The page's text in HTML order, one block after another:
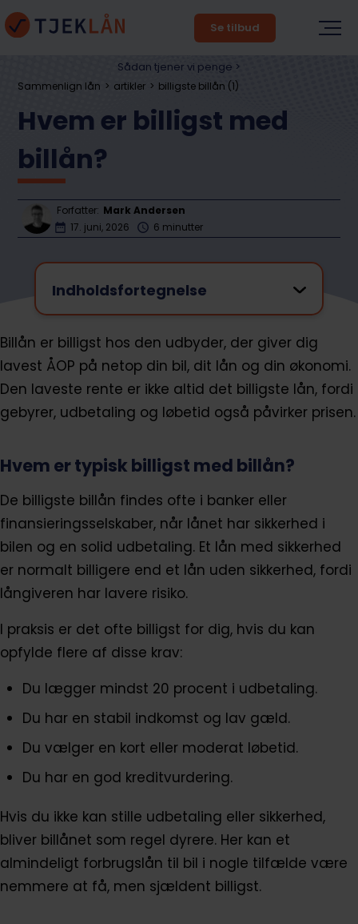
Se tilbud
Sådan tjener vi penge >
Sammenlign lån artikler billigste billån (1)
Hvem er billigst med
billån?
Forfatter: Mark Andersen
17. juni, 2026
6 minutter
Indholdsfortegnelse
Billån er billigst hos den udbyder, der giver dig
lavest ÅOP på netop din bil, dit lån og din økonomi.
Den laveste rente er ikke altid det billigste lån, fordi
gebyrer, udbetaling og løbetid også påvirker prisen.
Hvem er typisk billigst med billån?
De billigste billån findes ofte i banker eller
finansieringsselskaber, når lånet har sikkerhed i
bilen og en solid udbetaling. Et lån med sikkerhed
er normalt billigere end et lån uden sikkerhed, fordi
långiveren har lavere risiko.
I praksis er det ofte billigst for dig, hvis du kan
opfylde flere af disse krav:
Du lægger mindst 20 procent i udbetaling.
Du har en stabil indkomst og lav gæld.
Du vælger en kort eller moderat løbetid.
Du har en god kreditvurdering.
Hvis du ikke kan stille udbetaling eller sikkerhed,
bliver billånet som regel dyrere. Her kan et
almindeligt forbrugslån til bil i nogle tilfælde være
nemmere at få, men sjældent billigst.